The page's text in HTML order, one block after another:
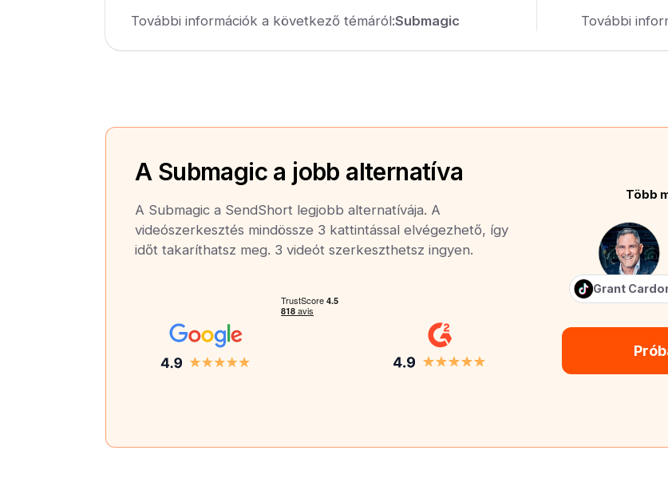
További információk a következő témáról:Submagic További
A Submagic a jobb alternatíva
A Submagic a SendShort legjobb alternatívája. A
videószerkesztés mindössze 3 kattintással elvégezhető, így
időt takaríthatsz meg. 3 videót szerkeszthetsz ingyen.
Több
Grant